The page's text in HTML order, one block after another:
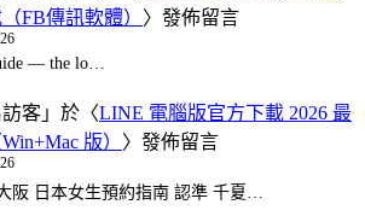
FB傳訊軟體） 〉發佈留言
— the lo…
客 」於〈LINE 電腦版官方下載 2026 最
版） 〉發佈留言
阪 日本女生預約指南 認準 千夏…